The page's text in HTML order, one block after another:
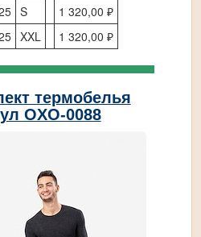
S
1 320,00 ₽
XXL 1 320,00 ₽
термобелья
OXO-0088